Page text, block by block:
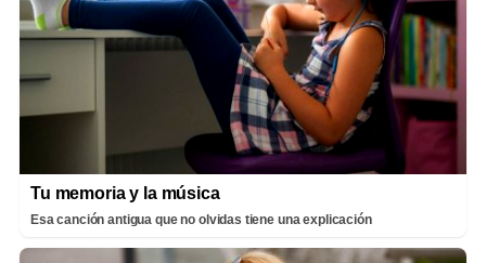
Tu memoria y la música
Esa canción antigua que no olvidas tiene una explicación